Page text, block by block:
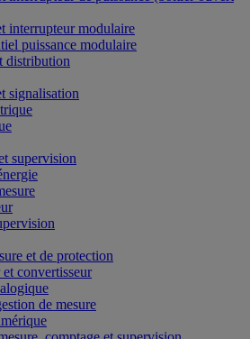
interrupteur modulaire
puissance modulaire
distribution
signalisation
supervision
et de protection
convertisseur
de mesure